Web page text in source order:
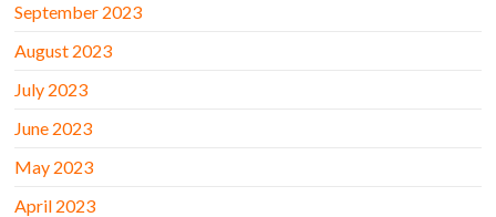
September 2023
August 2023
July 2023
June 2023
May 2023
April 2023